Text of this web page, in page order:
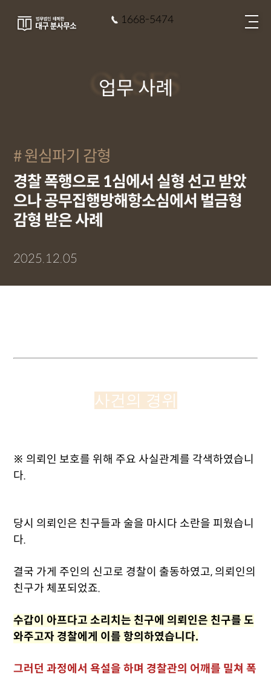
1668-5474
CASES
업무 사례
원심파기 감형
경찰 폭행으로 1심에서 실형 선고 받았
으나 공무집행방해항소심에서 벌금형
감형 받은 사례
2025.12.05
사건의 경위
※ 의뢰인 보호를 위해 주요 사실관계를 각색하였습니
다.
당시 의뢰인은 친구들과 술을 마시다 소란을 피웠습니
다.
결국 가게 주인의 신고로 경찰이 출동하였고, 의뢰인의
친구가 체포되었죠.
수갑이 아프다고 소리치는 친구에 의뢰인은 친구를 도
와주고자 경찰에게 이를 항의하였습니다.
그러던 과정에서 욕설을 하며 경찰관의 어깨를 밀쳐 폭